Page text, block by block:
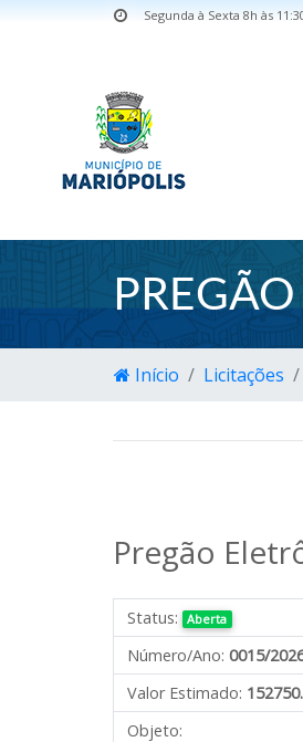
Segunda à Sexta 8h às
Início Licitações
Pregão
Status: Aberta
Número/Ano: 0015/
Valor Estimado:
Objeto: